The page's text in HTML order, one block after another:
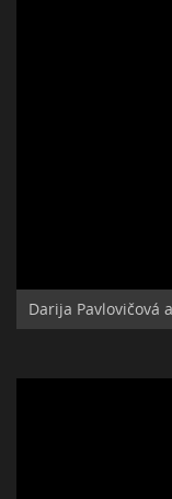
Darija Pavlovičová